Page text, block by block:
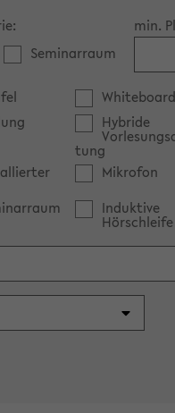
Seminarraum
min.
Whiteboard
Hybride
tung
Mikrofon
Induktive
Hörschleife